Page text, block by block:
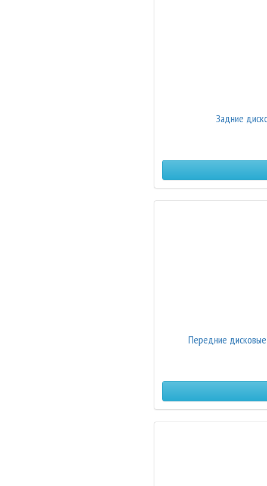
Задние
Передние